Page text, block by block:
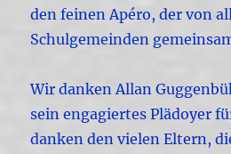
den feinen Apéro, der von
Schulgemeinden
Wir danken Allan
sein engagiertes Plädoyer
danken den vielen Eltern,